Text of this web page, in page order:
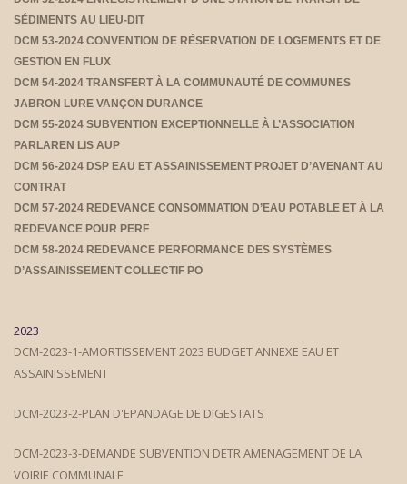
SÉDIMENTS AU LIEU-DIT
DCM 53-2024 CONVENTION DE RÉSERVATION DE LOGEMENTS ET DE
GESTION EN FLUX
DCM 54-2024 TRANSFERT À LA COMMUNAUTÉ DE COMMUNES
JABRON LURE VANÇON DURANCE
DCM 55-2024 SUBVENTION EXCEPTIONNELLE À L’ASSOCIATION
PARLAREN LIS AUP
DCM 56-2024 DSP EAU ET ASSAINISSEMENT PROJET D’AVENANT AU
CONTRAT
DCM 57-2024 REDEVANCE CONSOMMATION D’EAU POTABLE ET À LA
REDEVANCE POUR PERF
DCM 58-2024 REDEVANCE PERFORMANCE DES SYSTÈMES
D’ASSAINISSEMENT COLLECTIF PO
2023
DCM-2023-1-AMORTISSEMENT 2023 BUDGET ANNEXE EAU ET
ASSAINISSEMENT
DCM-2023-2-PLAN D'EPANDAGE DE DIGESTATS
DCM-2023-3-DEMANDE SUBVENTION DETR AMENAGEMENT DE LA
VOIRIE COMMUNALE